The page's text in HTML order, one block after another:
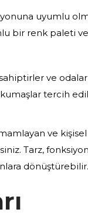
uyumlu
bir renk paleti
ve
kumaşlar tercih
ve
Tarz,
dönüştürebilir.